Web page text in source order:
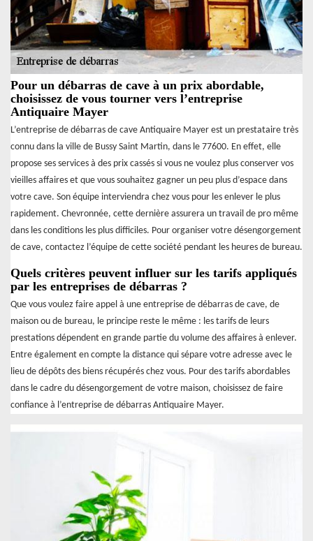
Pour un débarras de cave à un prix abordable,
choisissez de vous tourner vers l’entreprise
Antiquaire Mayer
L’entreprise de débarras de cave Antiquaire Mayer est un prestataire très
connu dans la ville de Bussy Saint Martin, dans le 77600. En effet, elle
propose ses services à des prix cassés si vous ne voulez plus conserver vos
vieilles affaires et que vous souhaitez gagner un peu plus d’espace dans
votre cave. Son équipe interviendra chez vous pour les enlever le plus
rapidement. Chevronnée, cette dernière assurera un travail de pro même
dans les conditions les plus difficiles. Pour organiser votre désengorgement
de cave, contactez l’équipe de cette société pendant les heures de bureau.
Quels critères peuvent influer sur les tarifs appliqués
par les entreprises de débarras ?
Que vous voulez faire appel à une entreprise de débarras de cave, de
maison ou de bureau, le principe reste le même : les tarifs de leurs
prestations dépendent en grande partie du volume des affaires à enlever.
Entre également en compte la distance qui sépare votre adresse avec le
lieu de dépôts des biens récupérés chez vous. Pour des tarifs abordables
dans le cadre du désengorgement de votre maison, choisissez de faire
confiance à l’entreprise de débarras Antiquaire Mayer.